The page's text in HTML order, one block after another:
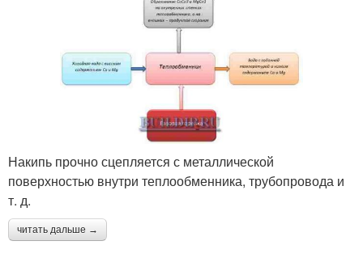
Накипь прочно сцепляется с металлической
поверхностью внутри теплообменника, трубопровода и
т. д.
читать дальше →